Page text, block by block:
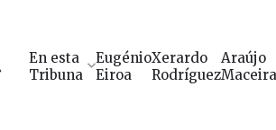
En esta
Tribuna
Eugénio
Eiroa
Xerardo
Rodríguez
Araújo
Maceira